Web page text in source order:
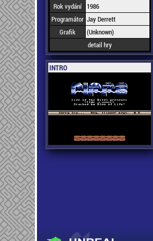
Rok vydání
1986
Programátor Jay Derrett
Grafik
(Unknown)
detail hry
INTRO